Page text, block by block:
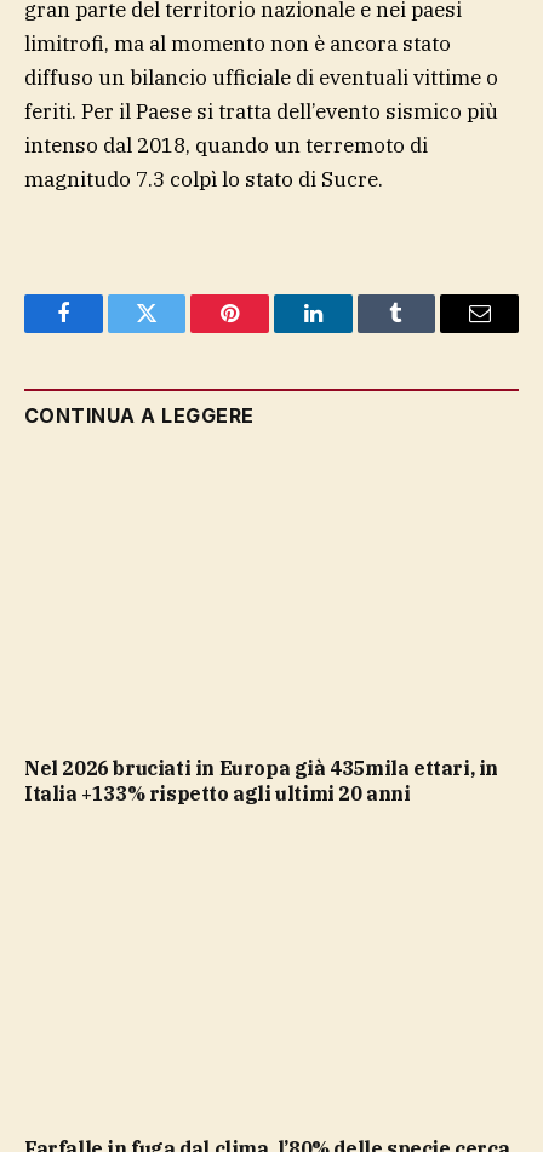
gran parte del territorio nazionale e nei paesi
limitrofi, ma al momento non è ancora stato
diffuso un bilancio ufficiale di eventuali vittime o
feriti. Per il Paese si tratta dell’evento sismico più
intenso dal 2018, quando un terremoto di
magnitudo 7.3 colpì lo stato di Sucre.
FacebookTwitter Pinterest LinkedInTumblr Email
CONTINUA A LEGGERE
nel 2026 bruciati in Europa già 435mila ettari, in
Italia +133% rispetto agli ultimi 20 anni